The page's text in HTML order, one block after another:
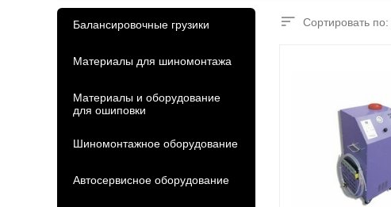
Сортировать по:
Балансировочные грузики
Материалы для шиномонтажа
Материалы и оборудование
для ошиповки
Шиномонтажное оборудование
Автосервисное оборудование